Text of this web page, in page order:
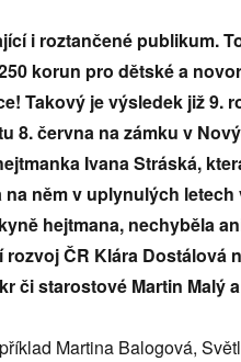
i roztančené publikum.
korun pro dětské a
Takový je výsledek již 9.
8. června na zámku v
Ivana Stráská,
něm v uplynulých
hejtmana, nechyběla
ČR Klára Dostálová
či starostové Martin Malý
Martina Balogová,